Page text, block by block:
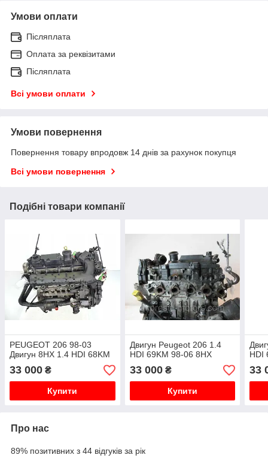
Умови оплати
Післяплата
Оплата за реквізитами
Післяплата
Всі умови оплати
Умови повернення
Повернення товару впродовж 14 днів за рахунок покупця
Всі умови повернення
Подібні товари компанії
PEUGEOT 206 98-03
Двигун 8HX 1.4 HDI 68KM
33 000 ₴
Купити
Двигун Peugeot 206 1.4
HDI 69KM 98-06 8HX
33 000₴
Купити
HDI
33
Про нас
89% позитивних з 44 відгуків за рік